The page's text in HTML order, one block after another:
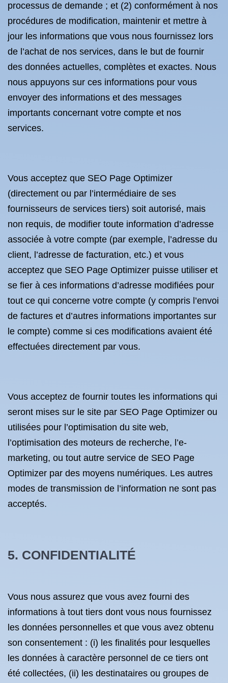
processus de demande ; et (2) conformément à nos
procédures de modification, maintenir et mettre à
jour les informations que vous nous fournissez lors
de l’achat de nos services, dans le but de fournir
des données actuelles, complètes et exactes. Nous
nous appuyons sur ces informations pour vous
envoyer des informations et des messages
importants concernant votre compte et nos
services.
Vous acceptez que SEO Page Optimizer
(directement ou par l’intermédiaire de ses
fournisseurs de services tiers) soit autorisé, mais
non requis, de modifier toute information d’adresse
associée à votre compte (par exemple, l’adresse du
client, l’adresse de facturation, etc.) et vous
acceptez que SEO Page Optimizer puisse utiliser et
se fier à ces informations d’adresse modifiées pour
tout ce qui concerne votre compte (y compris l’envoi
de factures et d’autres informations importantes sur
le compte) comme si ces modifications avaient été
effectuées directement par vous.
Vous acceptez de fournir toutes les informations qui
seront mises sur le site par SEO Page Optimizer ou
utilisées pour l’optimisation du site web,
l’optimisation des moteurs de recherche, l’e-
marketing, ou tout autre service de SEO Page
Optimizer par des moyens numériques. Les autres
modes de transmission de l’information ne sont pas
acceptés.
5. CONFIDENTIALITÉ
Vous nous assurez que vous avez fourni des
informations à tout tiers dont vous nous fournissez
les données personnelles et que vous avez obtenu
son consentement : (i) les finalités pour lesquelles
les données à caractère personnel de ce tiers ont
été collectées, (ii) les destinataires ou groupes de